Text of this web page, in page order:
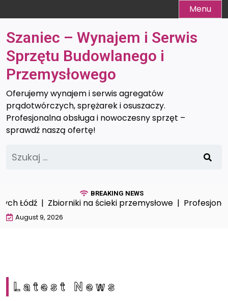
to
content
Menu
Szaniec – Wynajem i Serwis
Sprzętu Budowlanego i
Przemysłowego
Oferujemy wynajem i serwis agregatów
prądotwórczych, sprężarek i osuszaczy.
Profesjonalna obsługa i nowoczesny sprzęt –
sprawdź naszą ofertę!
BREAKING NEWS
|Zbiorniki na ścieki przemysłowe |Profesjonalna
August 9, 2026
Latest News